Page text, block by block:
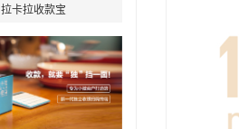
拉卡拉收款宝